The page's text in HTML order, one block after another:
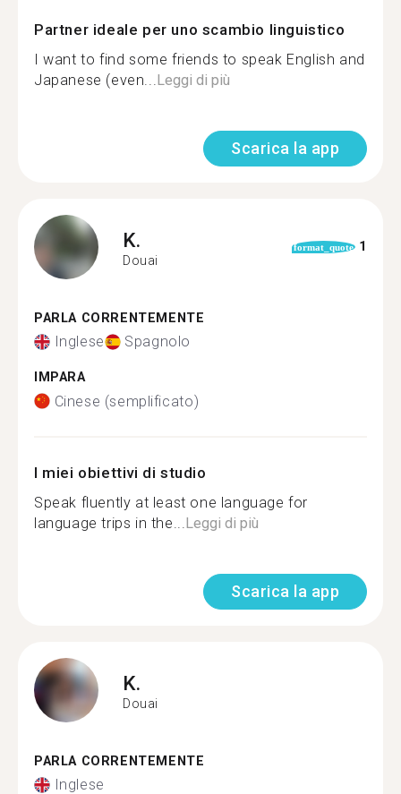
Partner ideale per uno scambio linguistico
I want to find some friends to speak English and
Japanese (even... Leggi di più
Scarica la app
K.
Douai
format_quote 1
PARLA CORRENTEMENTE
Inglese Spagnolo
IMPARA
Cinese (semplificato)
I miei obiettivi di studio
Speak fluently at least one language for
language trips in the... Leggi di più
Scarica la app
K.
Douai
PARLA CORRENTEMENTE
Inglese